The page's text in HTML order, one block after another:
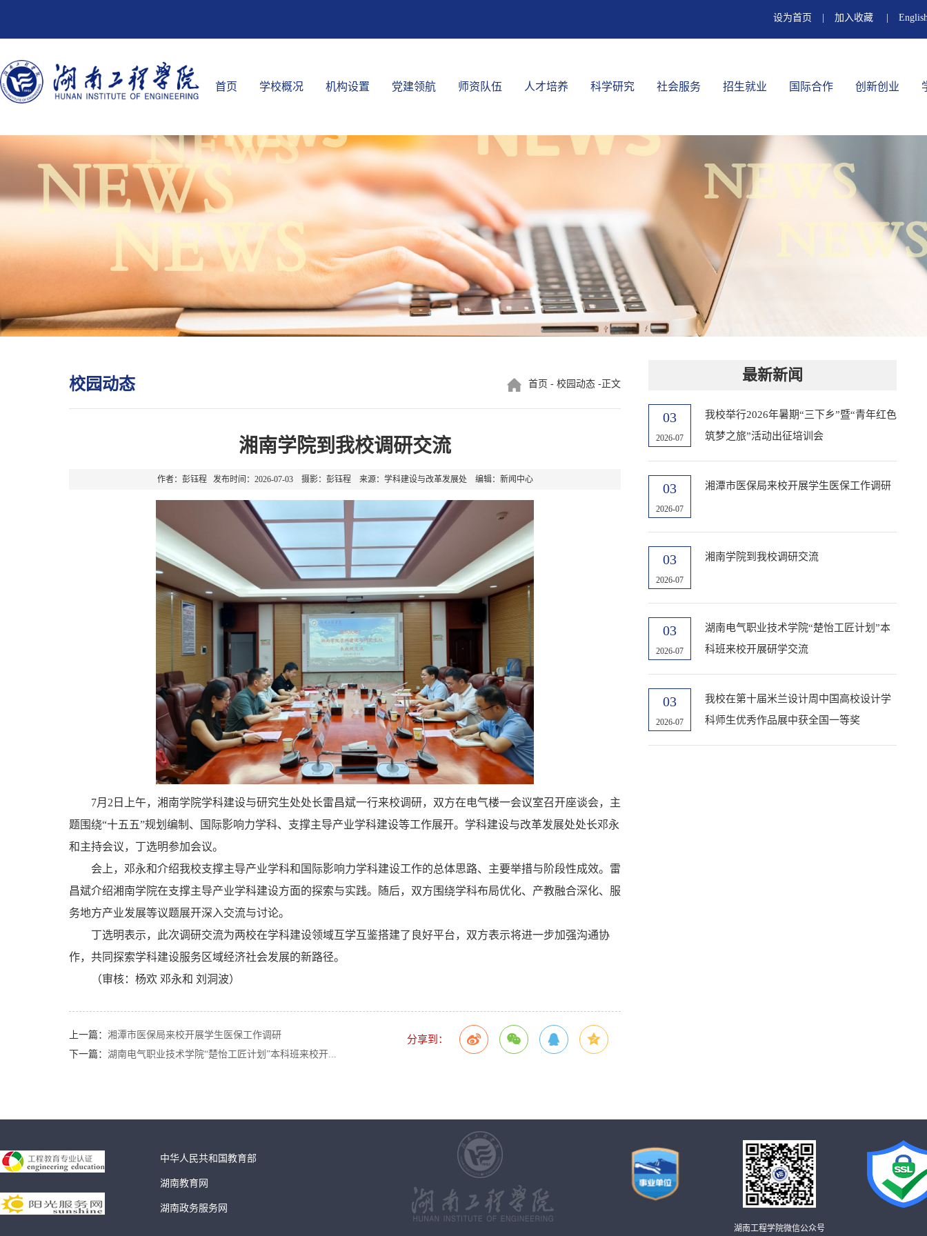
设为首页 加入收藏
首页 学校概况 机构设置 党建领航 师资队伍 人才培养 科学研究 社会服务 招生就业 国际合作 创新创业
校园动态 首页 - 校园动态 -正文
湘南学院到我校调研交流
作者：彭钰程 发布时间：2026-07-03 摄影：彭钰程 来源：学科建设与改革发展处 编辑：新闻中心
7月2日上午，湘南学院学科建设与研究生处处长雷昌斌一行来校调研，双方在电气楼一会议室召开座谈会，主
题围绕“十五五”规划编制、国际影响力学科、支撑主导产业学科建设等工作展开。学科建设与改革发展处处长邓永
和主持会议，丁选明参加会议。
会上，邓永和介绍我校支撑主导产业学科和国际影响力学科建设工作的总体思路、主要举措与阶段性成效。雷
昌斌介绍湘南学院在支撑主导产业学科建设方面的探索与实践。随后，双方围绕学科布局优化、产教融合深化、服
务地方产业发展等议题展开深入交流与讨论。
丁选明表示，此次调研交流为两校在学科建设领域互学互鉴搭建了良好平台，双方表示将进一步加强沟通协
作，共同探索学科建设服务区域经济社会发展的新路径。
（审核：杨欢 邓永和 刘洞波）
分享到：
上一篇： 湘潭市医保局来校开展学生医保工作调研
下一篇： 湖南电气职业技术学院“楚怡工匠计划”本科班来校开...
最新新闻
03
2026-07
我校举行2026年暑期“三下乡”暨“青年红色
筑梦之旅”活动出征培训会
03
2026-07
湘潭市医保局来校开展学生医保工作调研
03
2026-07
湘南学院到我校调研交流
03
2026-07
湖南电气职业技术学院“楚怡工匠计划”本
科班来校开展研学交流
03
2026-07
我校在第十届米兰设计周中国高校设计学
科师生优秀作品展中获全国一等奖
中华人民共和国教育部
湖南教育网
湖南政务服务网
湖南工程学院微信公众号